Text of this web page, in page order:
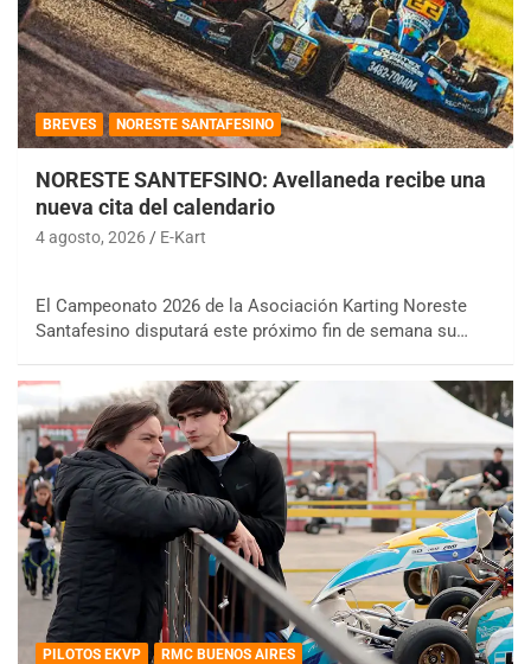
BREVES NORESTE SANTAFESINO
NORESTE SANTEFSINO: Avellaneda recibe una
nueva cita del calendario
4 agosto, 2026 E-Kart
El Campeonato 2026 de la Asociación Karting Noreste
Santafesino disputará este próximo fin de semana su…
PILOTOS EKVP RMC BUENOS AIRES